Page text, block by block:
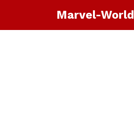
Marvel-World